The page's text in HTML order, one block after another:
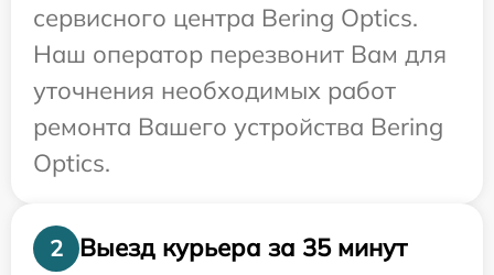
сервисного центра Bering Optics.
Наш оператор перезвонит Вам для
уточнения необходимых работ
ремонта Вашего устройства Bering
Optics.
2 Выезд курьера за 35 минут